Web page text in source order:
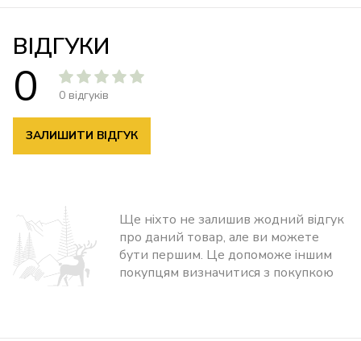
ВІДГУКИ
0 0 відгуків
ЗАЛИШИТИ ВІДГУК
Ще ніхто не залишив жодний відгук
про даний товар, але ви можете
бути першим. Це допоможе іншим
покупцям визначитися з покупкою